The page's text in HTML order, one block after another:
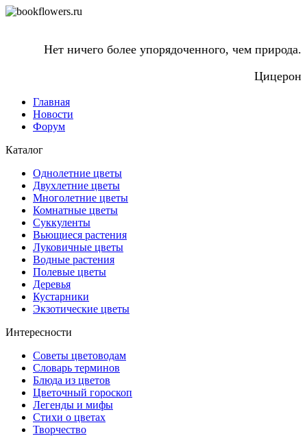
Нет ничего более упорядоченного, чем природа.
Цицерон
Главная
Новости
Форум
Каталог
Однолетние цветы
Двухлетние цветы
Многолетние цветы
Комнатные цветы
Суккуленты
Вьющиеся растения
Луковичные цветы
Водные растения
Полевые цветы
Деревья
Кустарники
Экзотические цветы
Интересности
Советы цветоводам
Словарь терминов
Блюда из цветов
Цветочный гороскоп
Легенды и мифы
Стихи о цветах
Творчество